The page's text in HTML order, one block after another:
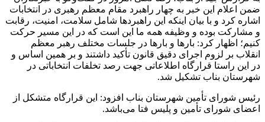
ضمن اعلام این خبر به چهار راهبرد مقام معظم رهبری در انتخابات
اشاره کرد و با بیان اینکه این راهبردها شامل سلامت، امنیت، رقابت
و مشارکت بوده و وظیفه همه ما این است که در این مسیر حرکت
کنیم؛ اظهار کرد: بارها و بارها در جلسات مختلف رهبر معظم
انقلاب بر لزوم اجرای دقیق قانون تأکید داشتند و بر همین اساس و
در این راستا قرارگاه اطلاعاتی جهت رصد تخلفات انتخاباتی در
شهرستان بناب تشکیل شد.
رئیس شورای تأمین شهرستان بناب افزود: این قرارگاه متشکل از
اعضای شورای تأمین و پلیس فتا می‌باشد.